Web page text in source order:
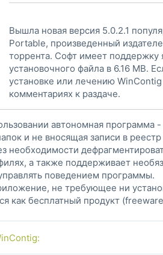
Вышла новая версия 5.0.2.1
Portable, произведенный
торрента. Софт имеет поддержку
установочного файла в 6.16 MB.
установке или лечению
комментариях к раздаче.
автономная
и не вносящая записи в
необходимости
а также поддерживает
поведением программы.
не требующее ни
как бесплатный продукт